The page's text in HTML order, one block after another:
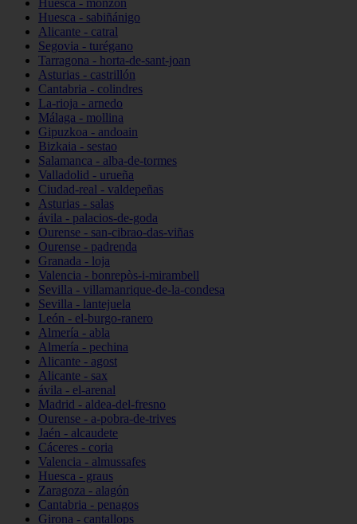
Huesca - monzón
Huesca - sabiñánigo
Alicante - catral
Segovia - turégano
Tarragona - horta-de-sant-joan
Asturias - castrillón
Cantabria - colindres
La-rioja - arnedo
Málaga - mollina
Gipuzkoa - andoain
Bizkaia - sestao
Salamanca - alba-de-tormes
Valladolid - urueña
Ciudad-real - valdepeñas
Asturias - salas
ávila - palacios-de-goda
Ourense - san-cibrao-das-viñas
Ourense - padrenda
Granada - loja
Valencia - bonrepòs-i-mirambell
Sevilla - villamanrique-de-la-condesa
Sevilla - lantejuela
León - el-burgo-ranero
Almería - abla
Almería - pechina
Alicante - agost
Alicante - sax
ávila - el-arenal
Madrid - aldea-del-fresno
Ourense - a-pobra-de-trives
Jaén - alcaudete
Cáceres - coria
Valencia - almussafes
Huesca - graus
Zaragoza - alagón
Cantabria - penagos
Girona - cantallops